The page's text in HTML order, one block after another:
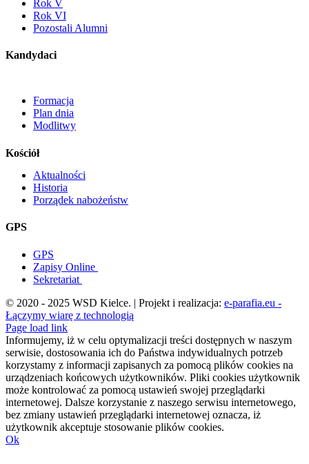
Rok V
Rok VI
Pozostali Alumni
Kandydaci
Formacja
Plan dnia
Modlitwy
Kościół
Aktualności
Historia
Porządek nabożeństw
GPS
GPS
Zapisy Online
Sekretariat
© 2020 - 2025 WSD Kielce. | Projekt i realizacja: e-parafia.eu -
Łączymy wiarę z technologią
Facebook
YouTube
YouTube
Page load link
Informujemy, iż w celu optymalizacji treści dostępnych w naszym
serwisie, dostosowania ich do Państwa indywidualnych potrzeb
korzystamy z informacji zapisanych za pomocą plików cookies na
urządzeniach końcowych użytkowników. Pliki cookies użytkownik
może kontrolować za pomocą ustawień swojej przeglądarki
internetowej. Dalsze korzystanie z naszego serwisu internetowego,
bez zmiany ustawień przeglądarki internetowej oznacza, iż
użytkownik akceptuje stosowanie plików cookies.
Ok